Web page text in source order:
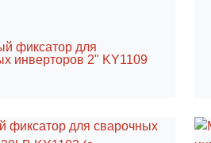
фиксатор для
инверторов 2" KY1109